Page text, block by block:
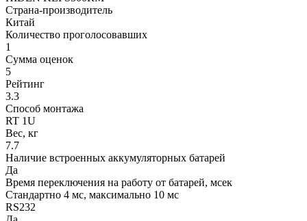
Страна-производитель
Китай
Количество проголосовавших
1
Сумма оценок
5
Рейтинг
3.3
Способ монтажа
RT 1U
Вес, кг
7.7
Наличие встроенных аккумуляторных батарей
Да
Время переключения на работу от батарей, мсек
Стандартно 4 мс, максимально 10 мс
RS232